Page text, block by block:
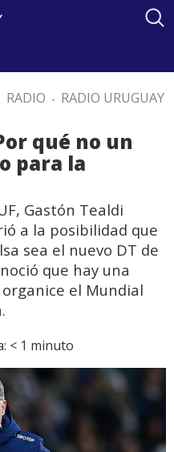
RADIO . RADIO URUGUAY
qué no un
para la
Gastón Tealdi
a la posibilidad que
sea el nuevo DT de
que hay una
el Mundial
< 1 minuto